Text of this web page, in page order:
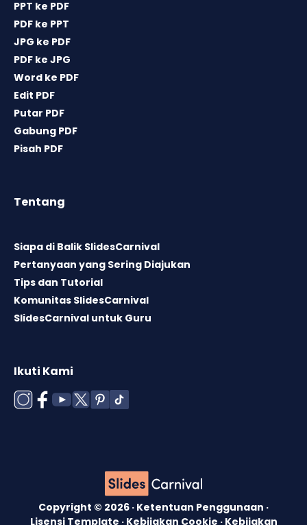
PPT ke PDF
PDF ke PPT
JPG ke PDF
PDF ke JPG
Word ke PDF
Edit PDF
Putar PDF
Gabung PDF
Pisah PDF
Tentang
Siapa di Balik SlidesCarnival
Pertanyaan yang Sering Diajukan
Tips dan Tutorial
Komunitas SlidesCarnival
SlidesCarnival untuk Guru
Ikuti Kami
Copyright © 2026 · Ketentuan Penggunaan ·
Lisensi Template · Kebijakan Cookie · Kebijakan